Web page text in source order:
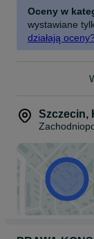
Na wzrost 145-
Długość
Szerokość
Spodenki z
Długość koszulki
Szerokość
Spodenki z
Oceny w
wystawiane
działają
Szczecin,